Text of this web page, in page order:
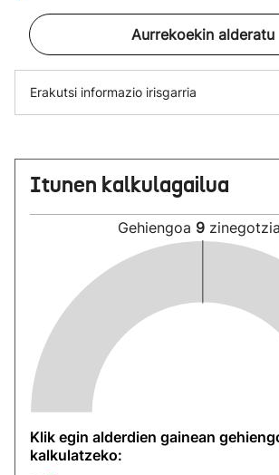
Aurrekoekin alderatu
Erakutsi informazio irisgarria
Itunen kalkulagailua
Gehiengoa 9
Klik egin alderdien gainean
kalkulatzeko: